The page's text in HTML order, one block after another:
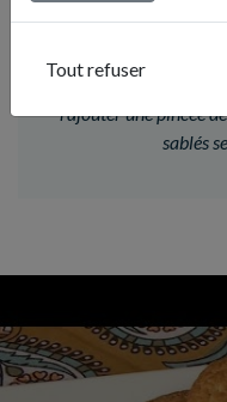
«J’utilise du beurre et
Si vous n’avez pas
rajouter une pincée
sablés
Tout refuser